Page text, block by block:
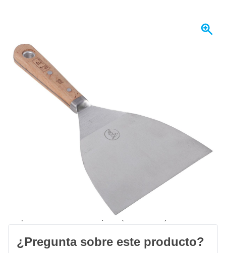
Se envía mañana
Variante
Espátula 12cm modelo inglés
incl. IVA
Haz tu pedido antes de las 23:59,
se envía mañana
desde 150,- €
devoluciones & cambios
4,14/5
¿Pregunta sobre este producto?